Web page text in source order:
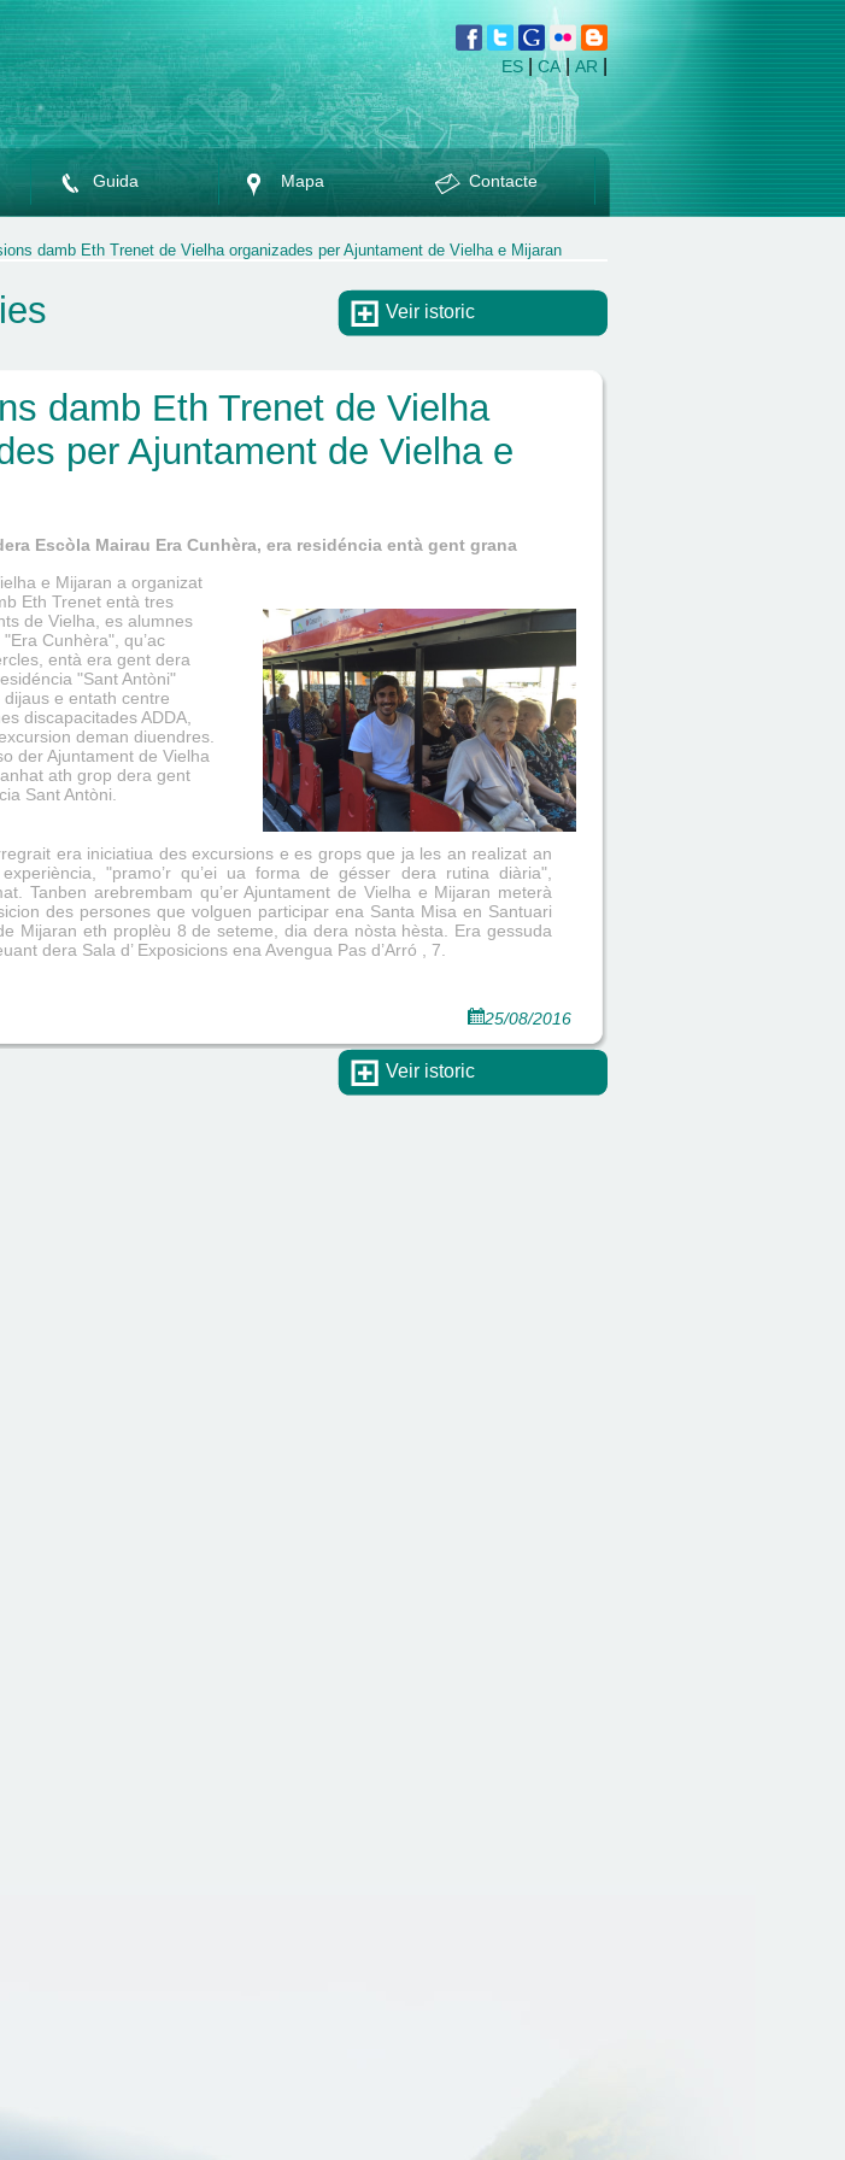
ES CA | AR
Guida Mapa Contacte
damb Eth Trenet de Vielha organizades per Ajuntament de Vielha e Mijaran
Veir istoric
damb Eth Trenet de Vielha
per Ajuntament de Vielha e
Escòla Mairau Era Cunhèra, era residéncia entà gent grana
e Mijaran a organizat
Eth Trenet entà tres
de Vielha, es alumnes
Cunhèra", qu’ac
entà era gent dera
"Sant Antòni"
dijaus e entath centre
discapacitades ADDA,
deman diuendres.
der Ajuntament de Vielha
ath grop dera gent
Sant Antòni.
era iniciatiua des excursions e es grops que ja les an realizat an
"pramo’r qu’ei ua forma de gésser dera rutina diària",
Tanben arebrembam qu’er Ajuntament de Vielha e Mijaran meterà
des persones que volguen participar ena Santa Misa en Santuari
Mijaran eth proplèu 8 de seteme, dia dera nòsta hèsta. Era gessuda
dera Sala d’ Exposicions ena Avengua Pas d’Arró , 7.
25/08/2016
Veir istoric